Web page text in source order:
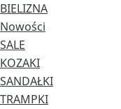
BIELIZNA
Nowości
SALE
KOZAKI
SANDAŁKI
TRAMPKI